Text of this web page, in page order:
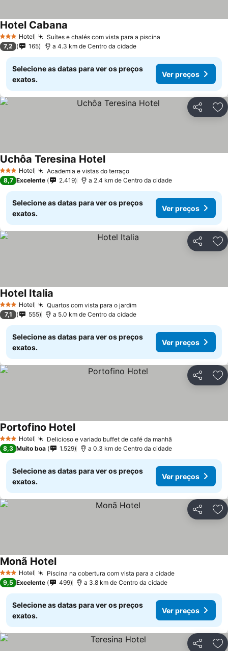
3 EstrelasHotel Suítes e chalés com vista para a piscina
Hotel Cabana
7,2 165 a 4.3 km de Centro da cidade
Selecione as datas para ver os preços
exatos.
Ver preços
Partilhar
3 EstrelasHotel Academia e vistas do terraçoVer preços
Uchôa Teresina HotelVer preços
8,7 Excelente 2.419 a 2.4 km de Centro da cidade
Selecione as datas para ver os preços
exatos.
Ver preços
Partilhar
3 EstrelasHotel Quartos com vista para o jardimVer preços
Hotel Italia
7,1 555 a 5.0 km de Centro da cidade
Selecione as datas para ver os preços
exatos.
Ver preços
Partilhar
3 EstrelasHotel Delicioso e variado buffet de café da manhã
Portofino HotelVer preços
8,3 Muito boa 1.529 a 0.3 km de Centro da cidade
Selecione as datas para ver os preços
exatos.
Ver preços
Partilhar
3 EstrelasHotel Piscina na cobertura com vista para a cidadeVer preços
Monã HotelVer preços
9,5 Excelente 499 a 3.8 km de Centro da cidade
Selecione as datas para ver os preços
exatos.
Ver preços
Partilhar